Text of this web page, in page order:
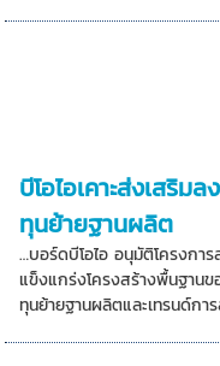
บีโอไอเคาะส่งเสริ
ทุนย้ายฐานผลิต
…บอร์ดบีโอไอ อนุมัติโครงกา
แข็งแกร่งโครงสร้างพื้นฐาน
ทุนย้ายฐานผลิตและเทรนด์กา